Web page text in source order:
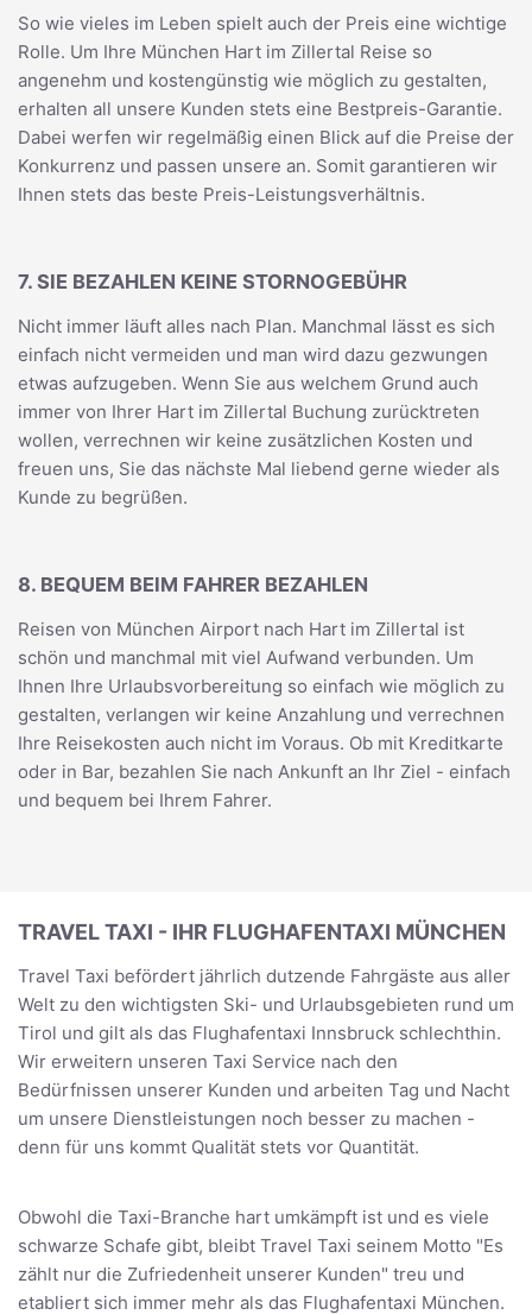
So wie vieles im Leben spielt auch der Preis eine wichtige
Rolle. Um Ihre München Hart im Zillertal Reise so
angenehm und kostengünstig wie möglich zu gestalten,
erhalten all unsere Kunden stets eine Bestpreis-Garantie.
Dabei werfen wir regelmäßig einen Blick auf die Preise der
Konkurrenz und passen unsere an. Somit garantieren wir
Ihnen stets das beste Preis-Leistungsverhältnis.
7. SIE BEZAHLEN KEINE STORNOGEBÜHR
Nicht immer läuft alles nach Plan. Manchmal lässt es sich
einfach nicht vermeiden und man wird dazu gezwungen
etwas aufzugeben. Wenn Sie aus welchem Grund auch
immer von Ihrer Hart im Zillertal Buchung zurücktreten
wollen, verrechnen wir keine zusätzlichen Kosten und
freuen uns, Sie das nächste Mal liebend gerne wieder als
Kunde zu begrüßen.
8. BEQUEM BEIM FAHRER BEZAHLEN
Reisen von München Airport nach Hart im Zillertal ist
schön und manchmal mit viel Aufwand verbunden. Um
Ihnen Ihre Urlaubsvorbereitung so einfach wie möglich zu
gestalten, verlangen wir keine Anzahlung und verrechnen
Ihre Reisekosten auch nicht im Voraus. Ob mit Kreditkarte
oder in Bar, bezahlen Sie nach Ankunft an Ihr Ziel - einfach
und bequem bei Ihrem Fahrer.
TRAVEL TAXI - IHR FLUGHAFENTAXI MÜNCHEN
Travel Taxi befördert jährlich dutzende Fahrgäste aus aller
Welt zu den wichtigsten Ski- und Urlaubsgebieten rund um
Tirol und gilt als das Flughafentaxi Innsbruck schlechthin.
Wir erweitern unseren Taxi Service nach den
Bedürfnissen unserer Kunden und arbeiten Tag und Nacht
um unsere Dienstleistungen noch besser zu machen -
denn für uns kommt Qualität stets vor Quantität.
Obwohl die Taxi-Branche hart umkämpft ist und es viele
schwarze Schafe gibt, bleibt Travel Taxi seinem Motto "Es
zählt nur die Zufriedenheit unserer Kunden" treu und
etabliert sich immer mehr als das Flughafentaxi München.